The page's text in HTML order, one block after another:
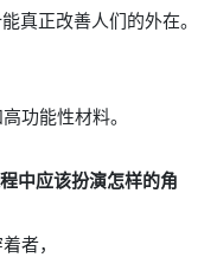
真正改善人们的外在。
功能性材料。
中应该扮演怎样的角
者，